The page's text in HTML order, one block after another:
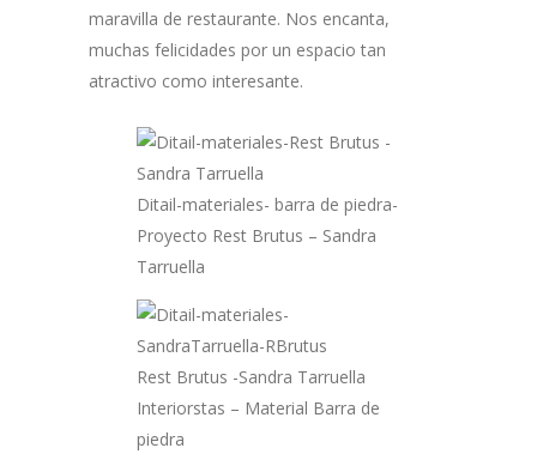
maravilla de restaurante. Nos encanta,
muchas felicidades por un espacio tan
atractivo como interesante.
Ditail-materiales- barra de piedra-
Proyecto Rest Brutus – Sandra
Tarruella
Rest Brutus -Sandra Tarruella
Interiorstas – Material Barra de
piedra